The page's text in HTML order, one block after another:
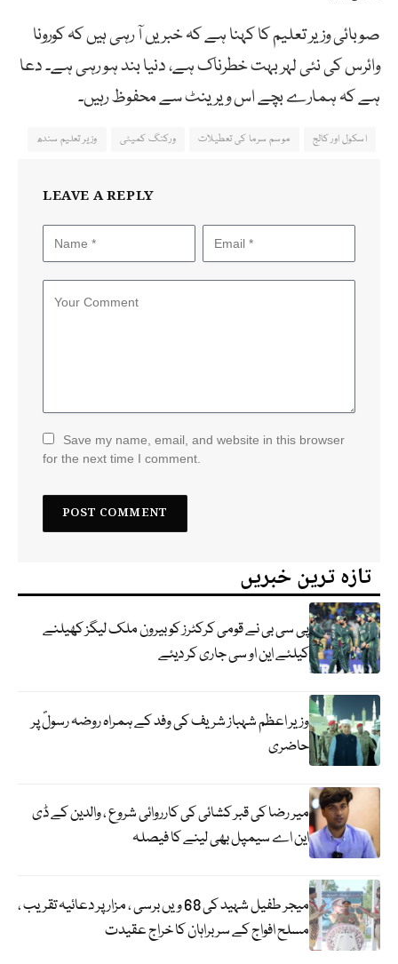
صوبائی وزیر تعلیم کا کہنا ہے کہ خبریں آ رہی ہیں کہ کورونا
وائرس کی نئی لہر بہت خطرناک ہے، دنیا بند ہو رہی ہے۔ دعا
ہے کہ ہمارے بچے اس ویرینٹ سے محفوظ رہیں۔
اسکول اور کالج موسم سرما کی تعطیلات ورکنگ کمیٹی وزیر تعلیم سندھ
LEAVE A REPLY
Save my name, email, and website in this browser
for the next time I comment.
تازہ ترین خبریں
پی سی بی نے قومی کرکٹرز کو بیرون ملک لیگز کھیلنے
کیلئے این او سی جاری کر دیئے
وزیر اعظم شہباز شریف کی وفد کے ہمراہ روضہ رسولؐ پر
حاضری
میر رضا کی قبر کشائی کی کارروائی شروع ، والدین کے ڈی
این اے سیمپل بھی لینے کا فیصلہ
میجر طفیل شہید کی 68 ویں برسی ، مزار پر دعائیہ تقریب ،
مسلح افواج کے سربراہان کا خراج عقیدت